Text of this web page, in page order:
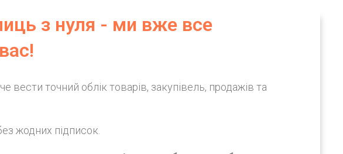
з нуля - ми вже все
вести точний облік товарів, закупівель, продажів та
жодних підписок.